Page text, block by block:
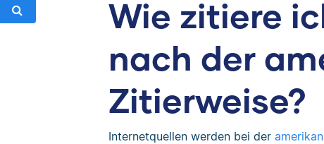
Wie zitiere
nach der
Zitierweise?
Internetquellen werden bei der